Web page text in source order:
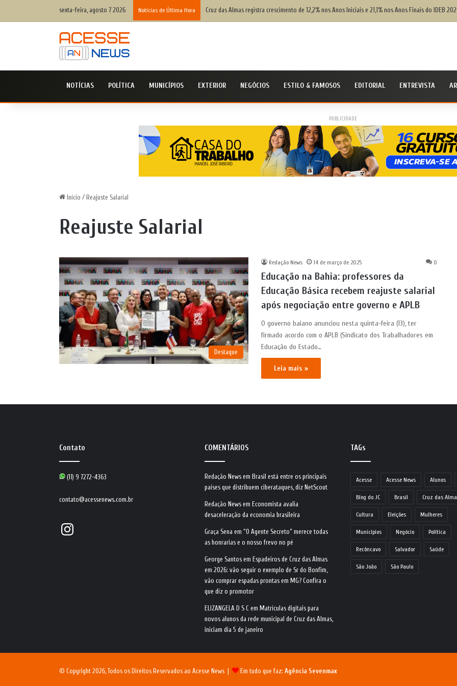
sexta-feira, agosto 7 2026 Notícias de Última Hora Cruz das Almas registra crescimento de 12,2% nos Anos Iniciais e 21,1% nos Anos Finais do IDEB
NOTÍCIAS POLÍTICA MUNICÍPIOS EXTERIOR NEGÓCIOS ESTILO & FAMOSOS EDITORIAL ENTREVISTA
PUBLICIDADE
Início / Reajuste Salarial
Reajuste Salarial
Destaque
Redação News 14 de março de 2025 0
Educação na Bahia: professores da
Educação Básica recebem reajuste salarial
após negociação entre governo e APLB
O governo baiano anunciou nesta quinta-feira (13), ter
firmado acordo com o APLB (Sindicato dos Trabalhadores em
Educação do Estado…
Leia mais »
Contato
(11) 9 7272-4363
contato@acessenews.com.br
Instagram
COMENTÁRIOS
Redação News em Brasil está entre os principais
países que distribuem ciberataques, diz NetScout
Redação News em Economista avalia
desaceleração da economia brasileira
Graça Sena em“O Agente Secreto” merece todas
as honrarias e o nosso frevo no pé
George Santos em Espadeiros de Cruz das Almas
em 2026: vão seguir o exemplo de Sr do Bonfim,
vão comprar espadas prontas em MG? Confira o
que diz o promotor
ELIZANGELA D S C em Matrículas digitais para
novos alunos da rede municipal de Cruz das Almas,
iniciam dia 5 de janeiro
TAGs
Acesse Acesse News Alunos
Blog do JC Brasil Cruz das
Cultura Eleições Mulheres
Municípios Negócio Política
Recôncavo Salvador Saúde
São João São Paulo
© Copyright 2026, Todos os Direitos Reservados ao Acesse News | Em tudo que faz: Agência Sevenmax